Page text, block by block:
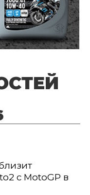
с MotoGP в